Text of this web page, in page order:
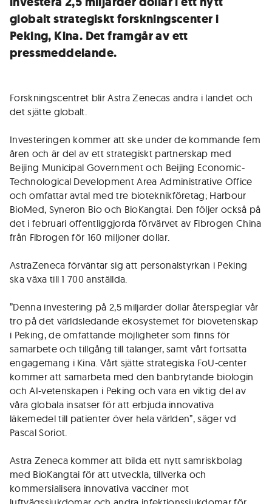
globalt strategiskt forskningscenter i
Peking, Kina. Det framgår av ett
pressmeddelande.
Forskningscentret blir Astra Zenecas andra i landet och
det sjätte globalt.
Investeringen kommer att ske under de kommande fem
åren och är del av ett strategiskt partnerskap med
Beijing Municipal Government och Beijing Economic-
Technological Development Area Administrative Office
och omfattar avtal med tre bioteknikföretag; Harbour
BioMed, Syneron Bio och BioKangtai. Den följer också på
det i februari offentliggjorda förvärvet av Fibrogen China
från Fibrogen för 160 miljoner dollar.
AstraZeneca förväntar sig att personalstyrkan i Peking
ska växa till 1 700 anställda.
”Denna investering på 2,5 miljarder dollar återspeglar vår
tro på det världsledande ekosystemet för biovetenskap
i Peking, de omfattande möjligheter som finns för
samarbete och tillgång till talanger, samt vårt fortsatta
engagemang i Kina. Vårt sjätte strategiska FoU-center
kommer att samarbeta med den banbrytande biologin
och AI-vetenskapen i Peking och vara en viktig del av
våra globala insatser för att erbjuda innovativa
läkemedel till patienter över hela världen”, säger vd
Pascal Soriot.
Astra Zeneca kommer att bilda ett nytt samriskbolag
med BioKangtai för att utveckla, tillverka och
kommersialisera innovativa vacciner mot